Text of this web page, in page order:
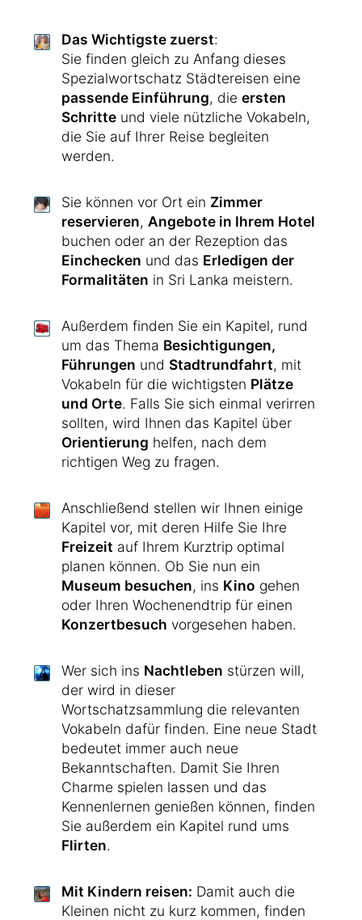
Das Wichtigste zuerst:
Sie finden gleich zu Anfang dieses
Spezialwortschatz Städtereisen eine
passende Einführung, die ersten
Schritte und viele nützliche Vokabeln,
die Sie auf Ihrer Reise begleiten
werden.
Sie können vor Ort ein Zimmer
reservieren, Angebote in Ihrem Hotel
buchen oder an der Rezeption das
Einchecken und das Erledigen der
Formalitäten in Sri Lanka meistern.
Außerdem finden Sie ein Kapitel, rund
um das Thema Besichtigungen,
Führungen und Stadtrundfahrt, mit
Vokabeln für die wichtigsten Plätze
und Orte. Falls Sie sich einmal verirren
sollten, wird Ihnen das Kapitel über
Orientierung helfen, nach dem
richtigen Weg zu fragen.
Anschließend stellen wir Ihnen einige
Kapitel vor, mit deren Hilfe Sie Ihre
Freizeit auf Ihrem Kurztrip optimal
planen können. Ob Sie nun ein
Museum besuchen, ins Kino gehen
oder Ihren Wochenendtrip für einen
Konzertbesuch vorgesehen haben.
Wer sich ins Nachtleben stürzen will,
der wird in dieser
Wortschatzsammlung die relevanten
Vokabeln dafür finden. Eine neue Stadt
bedeutet immer auch neue
Bekanntschaften. Damit Sie Ihren
Charme spielen lassen und das
Kennenlernen genießen können, finden
Sie außerdem ein Kapitel rund ums
Flirten.
Mit Kindern reisen: Damit auch die
Kleinen nicht zu kurz kommen, finden